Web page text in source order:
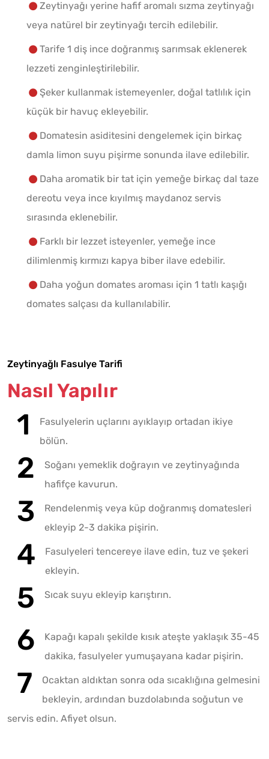
Zeytinyağı yerine hafif aromalı sızma zeytinyağı
veya natürel bir zeytinyağı tercih edilebilir.
Tarife 1 diş ince doğranmış sarımsak eklenerek
lezzeti zenginleştirilebilir.
Şeker kullanmak istemeyenler, doğal tatlılık için
küçük bir havuç ekleyebilir.
Domatesin asiditesini dengelemek için birkaç
damla limon suyu pişirme sonunda ilave edilebilir.
Daha aromatik bir tat için yemeğe birkaç dal taze
dereotu veya ince kıyılmış maydanoz servis
sırasında eklenebilir.
Farklı bir lezzet isteyenler, yemeğe ince
dilimlenmiş kırmızı kapya biber ilave edebilir.
Daha yoğun domates aroması için 1 tatlı kaşığı
domates salçası da kullanılabilir.
Zeytinyağlı Fasulye Tarifi
Nasıl Yapılır
Fasulyelerin uçlarını ayıklayıp ortadan ikiye
bölün.
Soğanı yemeklik doğrayın ve zeytinyağında
hafifçe kavurun.
Rendelenmiş veya küp doğranmış domatesleri
ekleyip 2-3 dakika pişirin.
Fasulyeleri tencereye ilave edin, tuz ve şekeri
ekleyin.
Sıcak suyu ekleyip karıştırın.
Kapağı kapalı şekilde kısık ateşte yaklaşık 35-45
dakika, fasulyeler yumuşayana kadar pişirin.
Ocaktan aldıktan sonra oda sıcaklığına gelmesini
bekleyin, ardından buzdolabında soğutun ve
servis edin. Afiyet olsun.